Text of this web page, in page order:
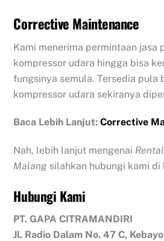
Corrective Maintenance
Kami menerima permintaan jasa
kompressor udara hingga bisa
fungsinya semula. Tersedia pula
kompressor udara sekiranya
Baca Lebih Lanjut:Corrective
Nah, lebih lanjut mengenai
Malang silahkan hubungi kami di
Hubungi Kami
PT. GAPA CITRAMANDIRI
Jl. Radio Dalam No. 47 C,